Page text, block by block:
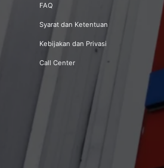
FAQ
Syarat dan Ketentuan
Kebijakan dan Privasi
Call Center